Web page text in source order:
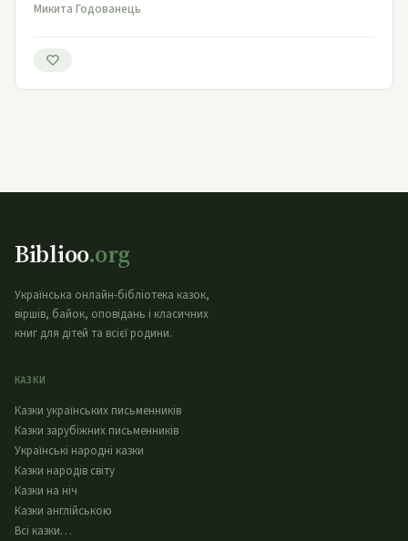
Микита Годованець
Biblioo.org
Українська онлайн-бібліотека казок,
віршів, байок, оповідань і класичних
книг для дітей та всієї родини.
КАЗКИ
Казки українських письменників
Казки зарубіжних письменників
Українські народні казки
Казки народів світу
Казки на ніч
Казки англійською
Всі казки…